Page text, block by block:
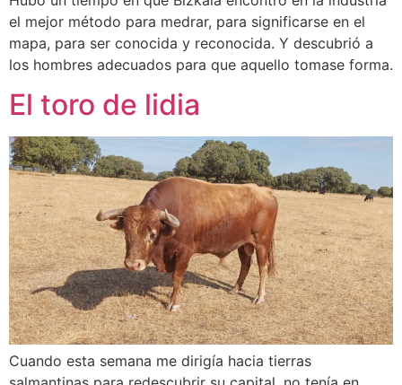
el mejor método para medrar, para significarse en el
mapa, para ser conocida y reconocida. Y descubrió a
los hombres adecuados para que aquello tomase forma.
El toro de lidia
Cuando esta semana me dirigía hacia tierras